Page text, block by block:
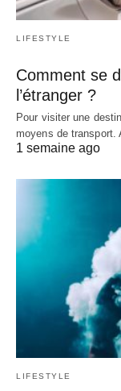
LIFESTYLE
Comment se
l’étranger ?
Pour visiter une
moyens de
1 semaine ago
LIFESTYLE